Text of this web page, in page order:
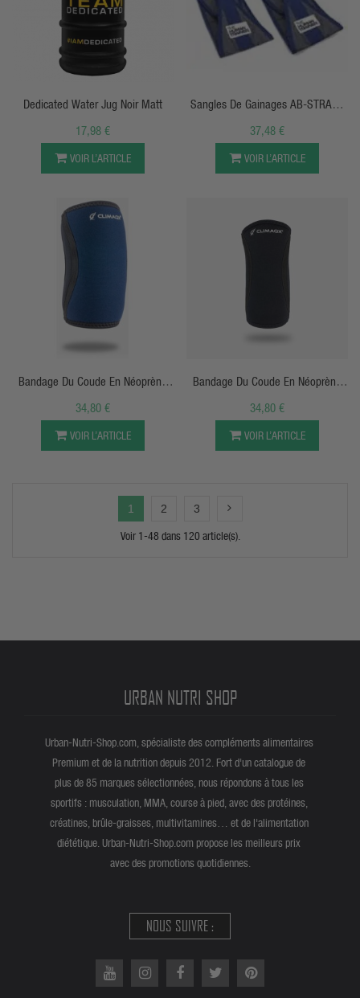
APERÇU RAPIDE
Dedicated Water Jug Noir Matt
17,98 €
VOIR L’ARTICLE
Sangles De Gainages AB-STRAPS
DKN
37,48 €
VOIR L’ARTICLE
APERÇU RAPIDE
Bandage Du Coude En Néoprène
Bleu Navy (1 Paire) - Climaqx
34,80 €
VOIR L’ARTICLE
APERÇU RAPIDE
Bandage Du Coude En Néoprène
Noir (1 Paire) - Climaqx
34,80 €
VOIR L’ARTICLE
1 2 3
Voir 1-48 dans 120 article(s).
URBAN NUTRI SHOP
Urban-Nutri-Shop.com, spécialiste des compléments alimentaires
Premium et de la nutrition depuis 2012. Fort d'un catalogue de
plus de 85 marques sélectionnées, nous répondons à tous les
sportifs : musculation, MMA, course à pied, avec des protéines,
créatines, brûle-graisses, multivitamines… et de l'alimentation
diététique. Urban-Nutri-Shop.com propose les meilleurs prix
avec des promotions quotidiennes.
NOUS SUIVRE :